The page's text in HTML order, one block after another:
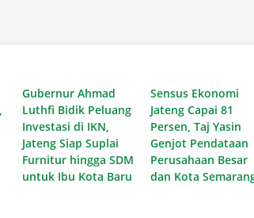
Gubernur Ahmad
Luthfi Bidik Peluang
Investasi di IKN,
Jateng Siap Suplai
Furnitur hingga SDM
untuk Ibu Kota Baru
Sensus Ekonomi
Jateng Capai 81
Persen, Taj Yasin
Genjot Pendataan
Perusahaan Besar
dan Kota